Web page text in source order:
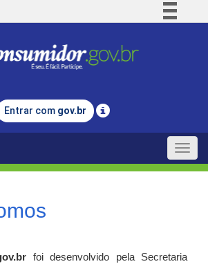
Comunica BR
Legislação
Entrar com gov.br
Toggle
foi desenvolvido pela Secretaria